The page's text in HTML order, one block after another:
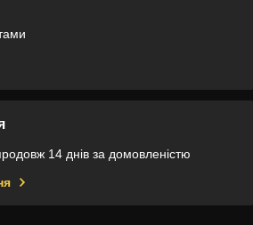
14 днів за домовленістю